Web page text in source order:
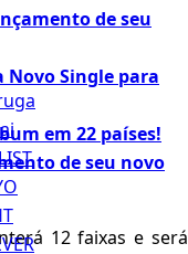
de seu
Novo Single para
em 22 países!
de seu novo
12 faixas e será